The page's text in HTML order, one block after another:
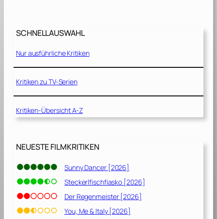
i
g
’
f
n
k
[
0
9
]
SCHNELLAUSWAHL
Nur ausführliche Kritiken
Kritiken zu TV-Serien
Kritiken-Übersicht A-Z
NEUESTE FILMKRITIKEN
Sunny Dancer [2026]
Steckerlfischfiasko [2026]
Der Regenmeister [2026]
You, Me & Italy [2026]